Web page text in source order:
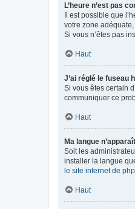
L’heure n’est pas
Il est possible que
votre zone
Si vous n’êtes pas
Haut
J’ai réglé le fuseau
Si vous êtes certain
communiquer ce
Haut
Ma langue
Soit les
installer la langue
le site internet de
Haut